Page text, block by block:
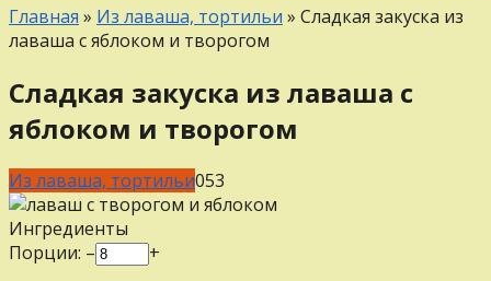
Главная » Из лаваша, тортильи » Сладкая закуска из
лаваша с яблоком и творогом
Сладкая закуска из лаваша с
яблоком и творогом
Из лаваша, тортильи053
Ингредиенты
Порции: –
+